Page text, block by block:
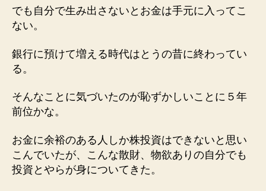
へ
でも自分で生み出さないとお金は手元に入ってこ
ない。
銀行に預けて増える時代はとうの昔に終わってい
る。
そんなことに気づいたのが恥ずかしいことに５年
前位かな。
お金に余裕のある人しか株投資はできないと思い
こんでいたが、こんな散財、物欲ありの自分でも
投資とやらが身についてきた。